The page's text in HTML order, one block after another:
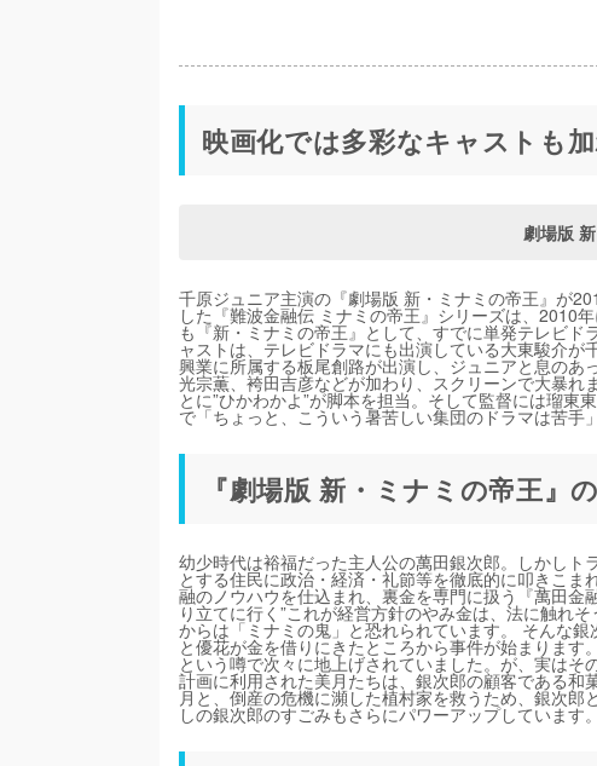
映画化では多彩なキャストも
劇場版
千原ジュニア主演の『劇場版 新・ミナミの帝王』が
した『難波金融伝 ミナミの帝王』シリーズは、2010
も『新・ミナミの帝王』として、すでに単発テレビ
ャストは、テレビドラマにも出演している大東駿介
興業に所属する板尾創路が出演し、ジュニアと息のあ
光宗薫、袴田吉彦などが加わり、スクリーンで大暴
とに”ひかわかよ”が脚本を担当。そして監督には瑠東
で「ちょっと、こういう暑苦しい集団のドラマは苦
『劇場版 新・ミナミの帝王』
幼少時代は裕福だった主人公の萬田銀次郎。しかし
とする住民に政治・経済・礼節等を徹底的に叩きこ
融のノウハウを仕込まれ、裏金を専門に扱う『萬田金
り立てに行く”これが経営方針のやみ金は、法に触れ
からは「ミナミの鬼」と恐れられています。 そんな
と優花が金を借りにきたところから事件が始まりま
という噂で次々に地上げされていました。が、実は
計画に利用された美月たちは、銀次郎の顧客である
月と、倒産の危機に瀕した植村家を救うため、銀次郎
しの銀次郎のすごみもさらにパワーアップしています。